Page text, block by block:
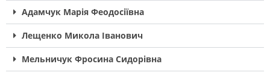
Адамчук Марія Феодосіївна
Лещенко Микола Іванович
Мельничук Фросина Сидорівна